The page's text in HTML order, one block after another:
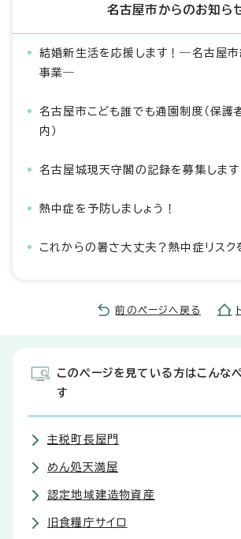
名古屋市からのお知ら
結婚新生活を応援します！―名古屋
事業―
名古屋市こども誰でも通園制度（保護
内）
名古屋城現天守閣の記録を募集します
熱中症を予防しましょう！
これからの暑さ大丈夫？熱中症リスク
前のページへ戻る
このページを見ている方はこんな
す
主税町長屋門
めん処天満屋
認定地域建造物資産
旧食糧庁サイロ